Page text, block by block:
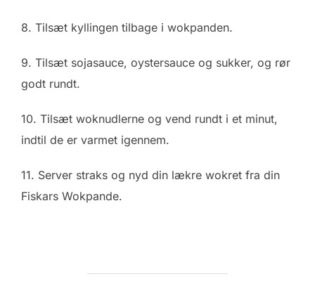
8. Tilsæt kyllingen tilbage i wokpanden.
9. Tilsæt sojasauce, oystersauce og sukker, og rør
godt rundt.
10. Tilsæt woknudlerne og vend rundt i et minut,
indtil de er varmet igennem.
11. Server straks og nyd din lækre wokret fra din
Fiskars Wokpande.